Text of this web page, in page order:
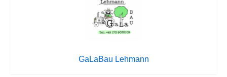
GaLaBau Lehmann